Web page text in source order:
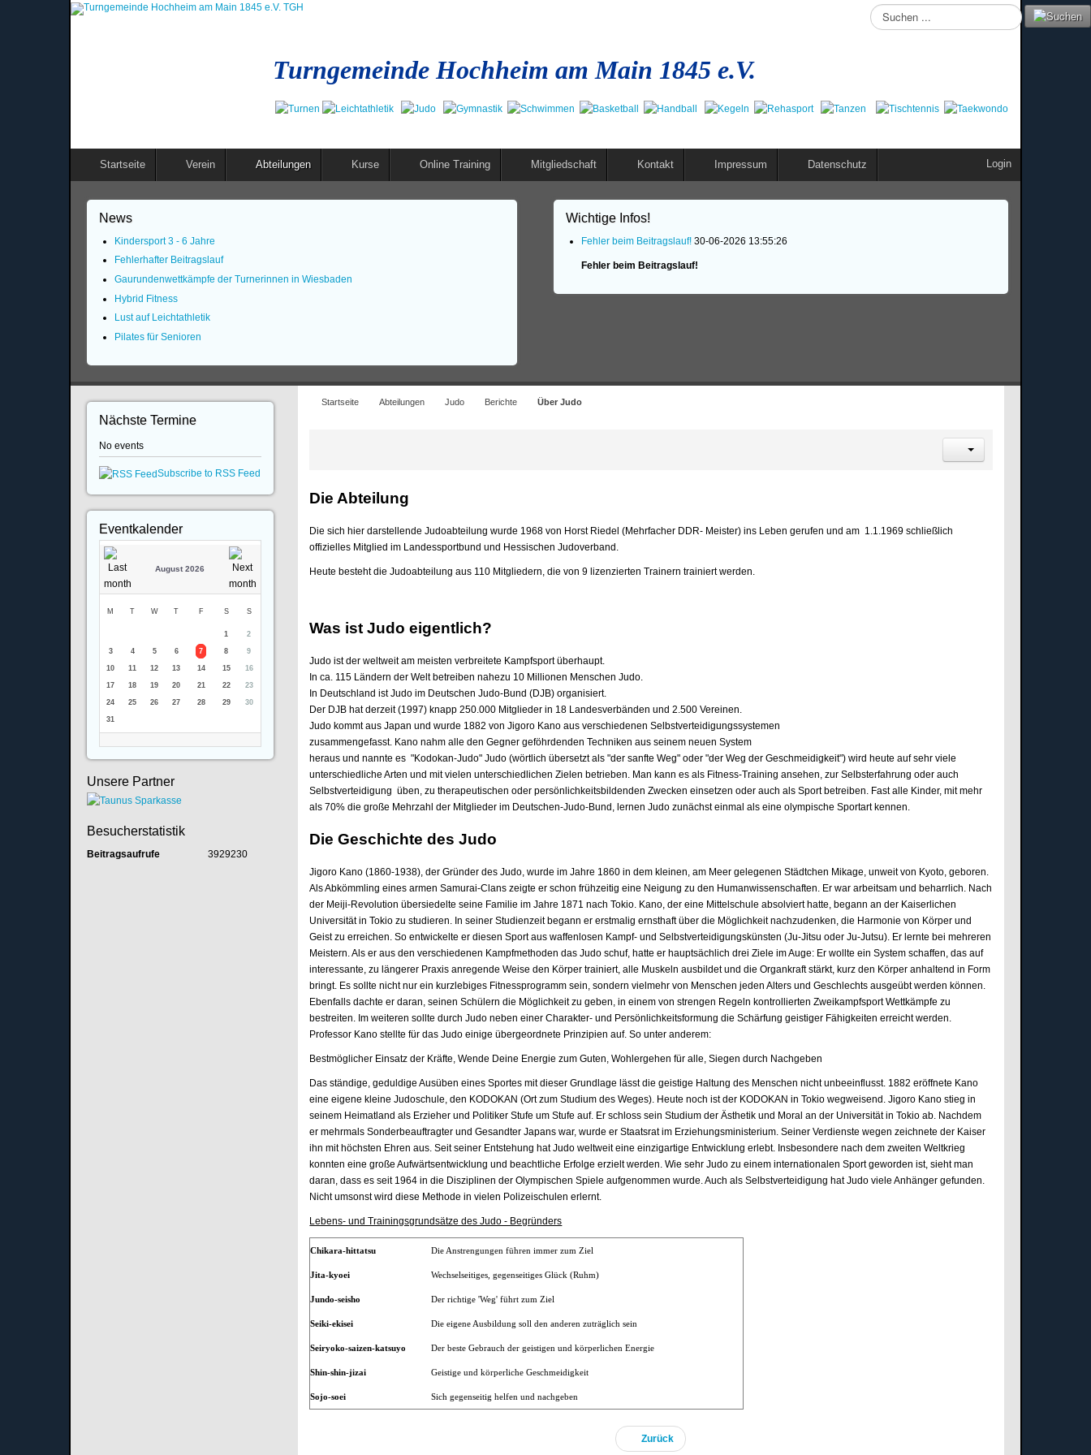
Suchen
...
Turngemeinde Hochheim am Main 1845 e.V.
Startseite Verein Abteilungen Kurse Online Training Mitgliedschaft Kontakt Impressum Datenschutz Login
News
Kindersport 3 - 6 Jahre
Fehlerhafter Beitragslauf
Gaurundenwettkämpfe der Turnerinnen in Wiesbaden
Hybrid Fitness
Lust auf Leichtathletik
Pilates für Senioren
Wichtige Infos!
Fehler beim Beitragslauf! 30-06-2026 13:55:26
Fehler beim Beitragslauf!
Startseite Abteilungen Judo Berichte Über Judo
Die Abteilung
Die sich hier darstellende Judoabteilung wurde 1968 von Horst Riedel (Mehrfacher DDR- Meister) ins Leben gerufen und am 1.1.1969 schließlich
offizielles Mitglied im Landessportbund und Hessischen Judoverband.
Heute besteht die Judoabteilung aus 110 Mitgliedern, die von 9 lizenzierten Trainern trainiert werden.
Was ist Judo eigentlich?
Judo ist der weltweit am meisten verbreitete Kampfsport überhaupt.
In ca. 115 Ländern der Welt betreiben nahezu 10 Millionen Menschen Judo.
In Deutschland ist Judo im Deutschen Judo-Bund (DJB) organisiert.
Der DJB hat derzeit (1997) knapp 250.000 Mitglieder in 18 Landesverbänden und 2.500 Vereinen.
Judo kommt aus Japan und wurde 1882 von Jigoro Kano aus verschiedenen Selbstverteidigungssystemen
zusammengefasst. Kano nahm alle den Gegner geföhrdenden Techniken aus seinem neuen System
heraus und nannte es "Kodokan-Judo" Judo (wörtlich übersetzt als "der sanfte Weg" oder "der Weg der Geschmeidigkeit") wird heute auf sehr viele
unterschiedliche Arten und mit vielen unterschiedlichen Zielen betrieben. Man kann es als Fitness-Training ansehen, zur Selbsterfahrung oder auch
Selbstverteidigung üben, zu therapeutischen oder persönlichkeitsbildenden Zwecken einsetzen oder auch als Sport betreiben. Fast alle Kinder, mit mehr
als 70% die große Mehrzahl der Mitglieder im Deutschen-Judo-Bund, lernen Judo zunächst einmal als eine olympische Sportart kennen.
Die Geschichte des Judo
Jigoro Kano (1860-1938), der Gründer des Judo, wurde im Jahre 1860 in dem kleinen, am Meer gelegenen Städtchen Mikage, unweit von Kyoto, geboren.
Als Abkömmling eines armen Samurai-Clans zeigte er schon frühzeitig eine Neigung zu den Humanwissenschaften. Er war arbeitsam und beharrlich. Nach
der Meiji-Revolution übersiedelte seine Familie im Jahre 1871 nach Tokio. Kano, der eine Mittelschule absolviert hatte, begann an der Kaiserlichen
Universität in Tokio zu studieren. In seiner Studienzeit begann er erstmalig ernsthaft über die Möglichkeit nachzudenken, die Harmonie von Körper und
Geist zu erreichen. So entwickelte er diesen Sport aus waffenlosen Kampf- und Selbstverteidigungskünsten (Ju-Jitsu oder Ju-Jutsu). Er lernte bei mehreren
Meistern. Als er aus den verschiedenen Kampfmethoden das Judo schuf, hatte er hauptsächlich drei Ziele im Auge: Er wollte ein System schaffen, das auf
interessante, zu längerer Praxis anregende Weise den Körper trainiert, alle Muskeln ausbildet und die Organkraft stärkt, kurz den Körper anhaltend in Form
bringt. Es sollte nicht nur ein kurzlebiges Fitnessprogramm sein, sondern vielmehr von Menschen jeden Alters und Geschlechts ausgeübt werden können.
Ebenfalls dachte er daran, seinen Schülern die Möglichkeit zu geben, in einem von strengen Regeln kontrollierten Zweikampfsport Wettkämpfe zu
bestreiten. Im weiteren sollte durch Judo neben einer Charakter- und Persönlichkeitsformung die Schärfung geistiger Fähigkeiten erreicht werden.
Professor Kano stellte für das Judo einige übergeordnete Prinzipien auf. So unter anderem:
Bestmöglicher Einsatz der Kräfte, Wende Deine Energie zum Guten, Wohlergehen für alle, Siegen durch Nachgeben
Das ständige, geduldige Ausüben eines Sportes mit dieser Grundlage lässt die geistige Haltung des Menschen nicht unbeeinflusst. 1882 eröffnete Kano
eine eigene kleine Judoschule, den KODOKAN (Ort zum Studium des Weges). Heute noch ist der KODOKAN in Tokio wegweisend. Jigoro Kano stieg in
seinem Heimatland als Erzieher und Politiker Stufe um Stufe auf. Er schloss sein Studium der Ästhetik und Moral an der Universität in Tokio ab. Nachdem
er mehrmals Sonderbeauftragter und Gesandter Japans war, wurde er Staatsrat im Erziehungsministerium. Seiner Verdienste wegen zeichnete der Kaiser
ihn mit höchsten Ehren aus. Seit seiner Entstehung hat Judo weltweit eine einzigartige Entwicklung erlebt. Insbesondere nach dem zweiten Weltkrieg
konnten eine große Aufwärtsentwicklung und beachtliche Erfolge erzielt werden. Wie sehr Judo zu einem internationalen Sport geworden ist, sieht man
daran, dass es seit 1964 in die Disziplinen der Olympischen Spiele aufgenommen wurde. Auch als Selbstverteidigung hat Judo viele Anhänger gefunden.
Nicht umsonst wird diese Methode in vielen Polizeischulen erlernt.
Lebens- und Trainingsgrundsätze des Judo - Begründers
Chikara-hittatsu Die Anstrengungen führen immer zum Ziel
Jita-kyoei Wechselseitiges, gegenseitiges Glück (Ruhm)
Jundo-seisho Der richtige 'Weg' führt zum Ziel
Seiki-ekisei Die eigene Ausbildung soll den anderen zuträglich sein
Seiryoko-saizen-katsuyo Der beste Gebrauch der geistigen und körperlichen Energie
Shin-shin-jizai Geistige und körperliche Geschmeidigkeit
Sojo-soei Sich gegenseitig helfen und nachgeben
Zurück
Nächste Termine
No events
Subscribe to RSS Feed
Eventkalender
August 2026
M T W T F S S
1 2
3 4 5 6 7 8 9
10 11 12 13 14 15 16
17 18 19 20 21 22 23
24 25 26 27 28 29 30
31
Unsere Partner
Besucherstatistik
Beitragsaufrufe 3929230